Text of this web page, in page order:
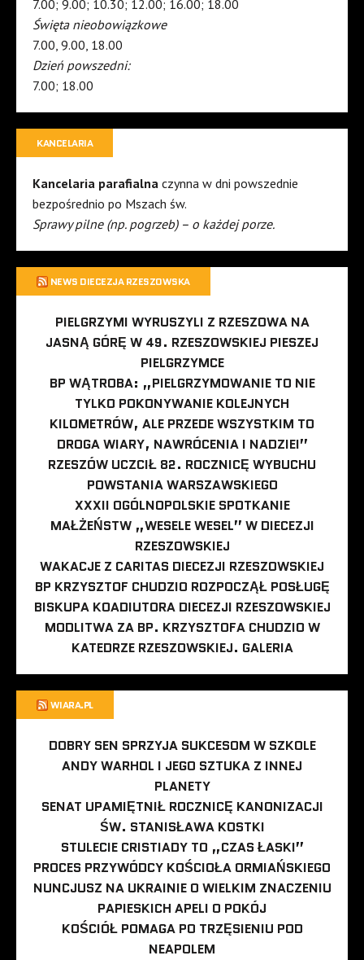
7.00; 9.00; 10.30; 12.00; 16.00; 18.00
Święta nieobowiązkowe
7.00, 9.00, 18.00
Dzień powszedni:
7.00; 18.00
KANCELARIA
Kancelaria parafialna czynna w dni powszednie
bezpośrednio po Mszach św.
Sprawy pilne (np. pogrzeb) – o każdej porze.
NEWS DIECEZJA RZESZOWSKA
PIELGRZYMI WYRUSZYLI Z RZESZOWA NA
JASNĄ GÓRĘ W 49. RZESZOWSKIEJ PIESZEJ
PIELGRZYMCE
BP WĄTROBA: „PIELGRZYMOWANIE TO NIE
TYLKO POKONYWANIE KOLEJNYCH
KILOMETRÓW, ALE PRZEDE WSZYSTKIM TO
DROGA WIARY, NAWRÓCENIA I NADZIEI”
RZESZÓW UCZCIŁ 82. ROCZNICĘ WYBUCHU
POWSTANIA WARSZAWSKIEGO
XXXII OGÓLNOPOLSKIE SPOTKANIE
MAŁŻEŃSTW „WESELE WESEL” W DIECEZJI
RZESZOWSKIEJ
WAKACJE Z CARITAS DIECEZJI RZESZOWSKIEJ
BP KRZYSZTOF CHUDZIO ROZPOCZĄŁ POSŁUGĘ
BISKUPA KOADIUTORA DIECEZJI RZESZOWSKIEJ
MODLITWA ZA BP. KRZYSZTOFA CHUDZIO W
KATEDRZE RZESZOWSKIEJ. GALERIA
WIARA.PL
DOBRY SEN SPRZYJA SUKCESOM W SZKOLE
ANDY WARHOL I JEGO SZTUKA Z INNEJ
PLANETY
SENAT UPAMIĘTNIŁ ROCZNICĘ KANONIZACJI
ŚW. STANISŁAWA KOSTKI
STULECIE CRISTIADY TO „CZAS ŁASKI”
PROCES PRZYWÓDCY KOŚCIOŁA ORMIAŃSKIEGO
NUNCJUSZ NA UKRAINIE O WIELKIM ZNACZENIU
PAPIESKICH APELI O POKÓJ
KOŚCIÓŁ POMAGA PO TRZĘSIENIU POD
NEAPOLEM